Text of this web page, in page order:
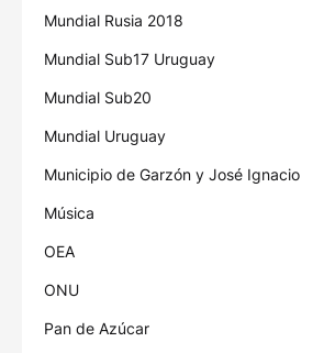
Mundial Rusia 2018
Mundial Sub17 Uruguay
Mundial Sub20
Mundial Uruguay
Municipio de Garzón y José Ignacio
Música
OEA
ONU
Pan de Azúcar